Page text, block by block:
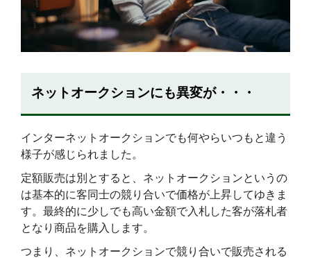
ネットオークションにも異変が・・・
インターネットオークションでも何やらいつもと違う
様子が感じられました。
定額販売は別とすると、ネットオークションというの
は基本的に客同士の競り合いで価格が上昇してゆきま
す。最終的に少しでも高い金額で入札した客が落札者
となり商品を購入します。
つまり、ネットオークションで競り合いで販売される